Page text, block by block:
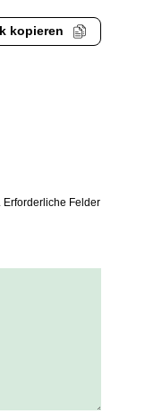
kopieren
Erforderliche Felder